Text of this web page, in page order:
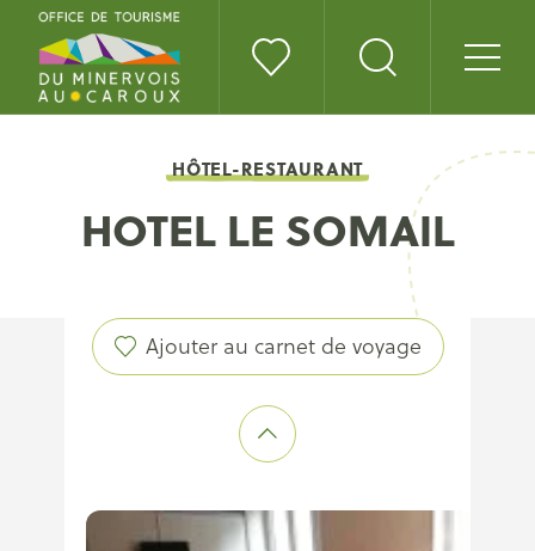
HÔTEL-RESTAURANT
HOTEL LE SOMAIL
Ajouter au carnet de voyage